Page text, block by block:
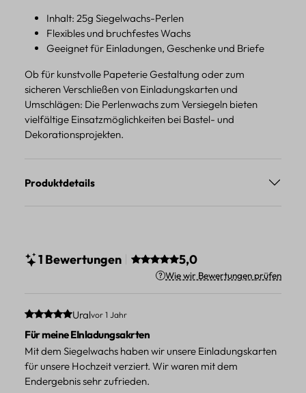
Inhalt: 25g Siegelwachs-Perlen
Flexibles und bruchfestes Wachs
Geeignet für Einladungen, Geschenke und Briefe
Ob für kunstvolle Papeterie Gestaltung oder zum
sicheren Verschließen von Einladungskarten und
Umschlägen: Die Perlenwachs zum Versiegeln bieten
vielfältige Einsatzmöglichkeiten bei Bastel- und
Dekorationsprojekten.
Produktdetails
1 Bewertungen Durchschnittliche Bewertung
5,0
Wie wir Bewertungen prüfen
Durchschnittliche Bewertung von 5 von 5 Sternen
Uralvor 1 Jahr
Für meine EInladungsakrten
Mit dem Siegelwachs haben wir unsere Einladungskarten
für unsere Hochzeit verziert. Wir waren mit dem
Endergebnis sehr zufrieden.